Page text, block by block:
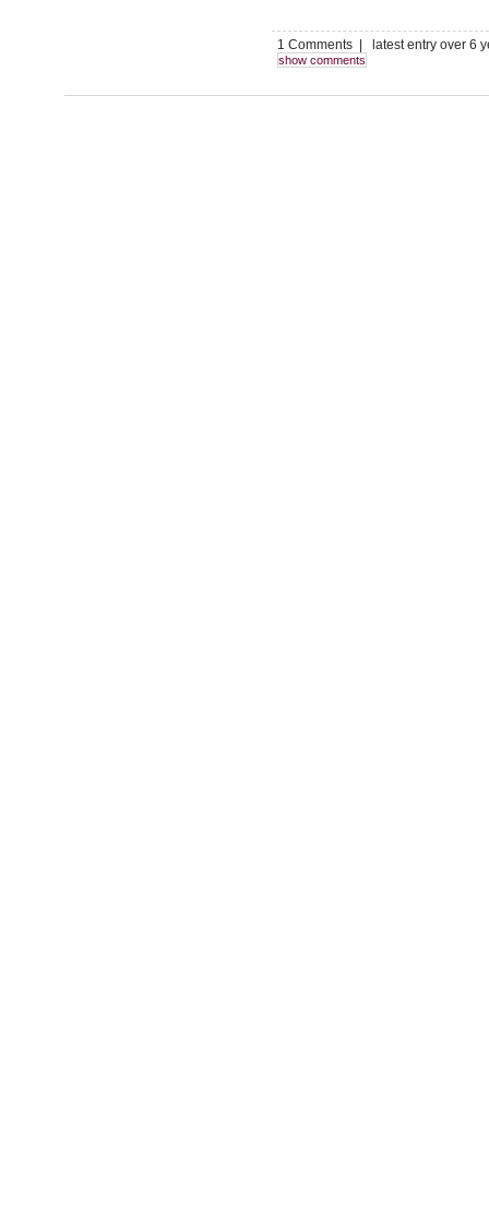
1 Comments | latest entry over 6
show comments